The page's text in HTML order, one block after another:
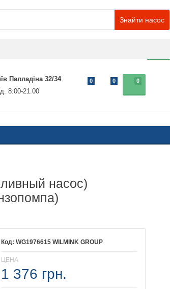
Знайти насос
Палладіна 32/34
8:00-21.00
0
0 0
насос)
WG1976615 WILMINK GROUP
ЦЕНА
1 376 грн.